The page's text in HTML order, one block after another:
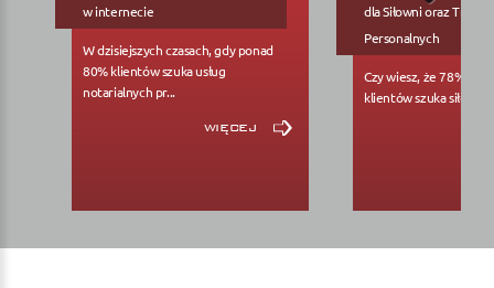
w internecie
W dzisiejszych czasach, gdy ponad
80% klientów szuka usług
notarialnych pr...
więcej
dla Siłowni oraz
Personalnych
Czy wiesz, że 78%
klientów szuka siłowni...